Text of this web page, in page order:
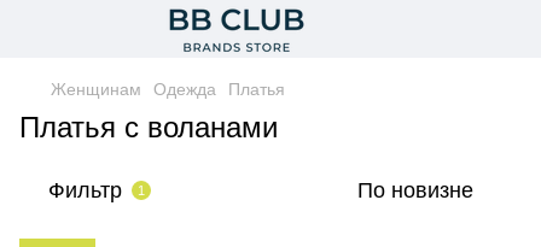
Женщинам Одежда Платья
Платья с воланами
Фильтр 1 По новизне